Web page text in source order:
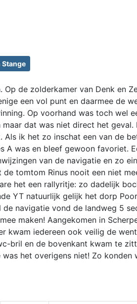
Stange
de zolderkamer van Denk en
een vol punt en daarmee de
Op voorhand was toch wel
dat was niet direct het geval.
ik het zo inschat een van de
A was en bleef gewoon favoriet.
van de navigatie en zo
tomtom Rinus nooit een niet
het een rallyritje: zo dadelijk
YT natuurlijk gelijk het dorp
navigatie vond de landweg 5
maken! Aangekomen in
kwam iedereen ook veilig de
bril en de bovenkant kwam te
het overigens niet! Zo konden